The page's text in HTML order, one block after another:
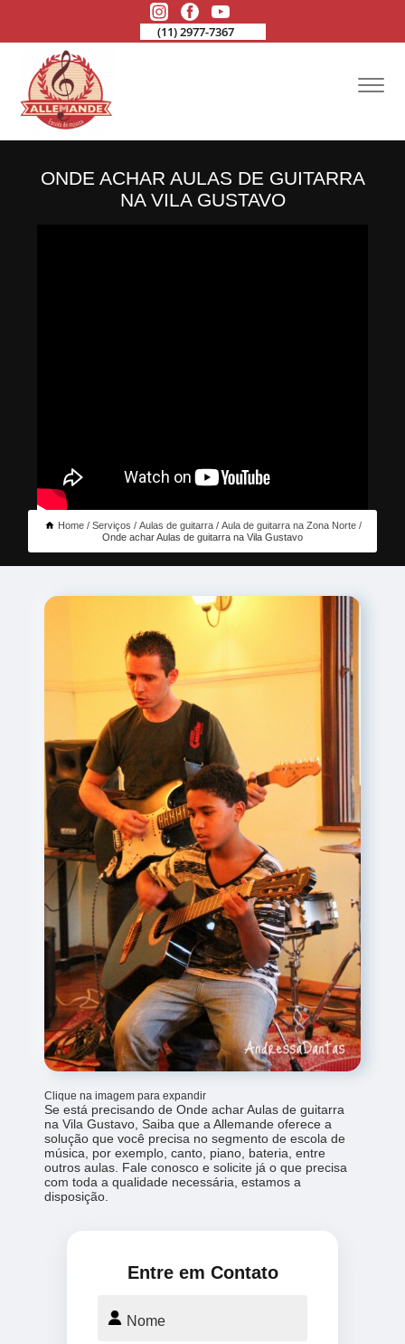
(11) 2977-7367
ONDE ACHAR AULAS DE GUITARRA
NA VILA GUSTAVO
Home Serviços Aulas de guitarra
Aula de guitarra na Zona Norte
Onde achar Aulas de guitarra na Vila Gustavo
Clique na imagem para expandir
Se está precisando de Onde achar Aulas de guitarra
na Vila Gustavo, Saiba que a Allemande oferece a
solução que você precisa no segmento de escola de
música, por exemplo, canto, piano, bateria, entre
outros aulas. Fale conosco e solicite já o que precisa
com toda a qualidade necessária, estamos a
disposição.
Entre em Contato